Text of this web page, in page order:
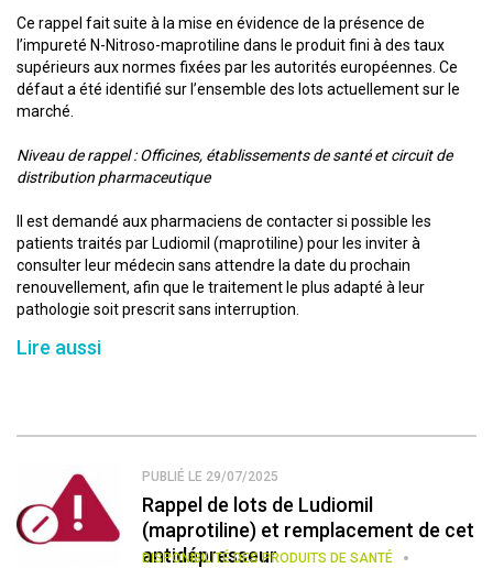
Ce rappel fait suite à la mise en évidence de la présence de
l’impureté N-Nitroso-maprotiline dans le produit fini à des taux
supérieurs aux normes fixées par les autorités européennes. Ce
défaut a été identifié sur l’ensemble des lots actuellement sur le
marché.
Niveau de rappel : Officines, établissements de santé et circuit de
distribution pharmaceutique
Il est demandé aux pharmaciens de contacter si possible les
patients traités par Ludiomil (maprotiline) pour les inviter à
consulter leur médecin sans attendre la date du prochain
renouvellement, afin que le traitement le plus adapté à leur
pathologie soit prescrit sans interruption.
Lire aussi
PUBLIÉ LE 29/07/2025
Rappel de lots de Ludiomil
(maprotiline) et remplacement de cet
antidépresseur
DISPONIBILITÉ DES PRODUITS DE SANTÉ